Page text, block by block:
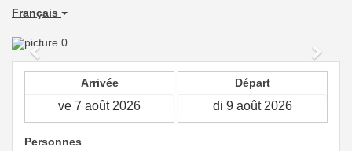
Français
Previous Next
Arrivée Départ
Personnes